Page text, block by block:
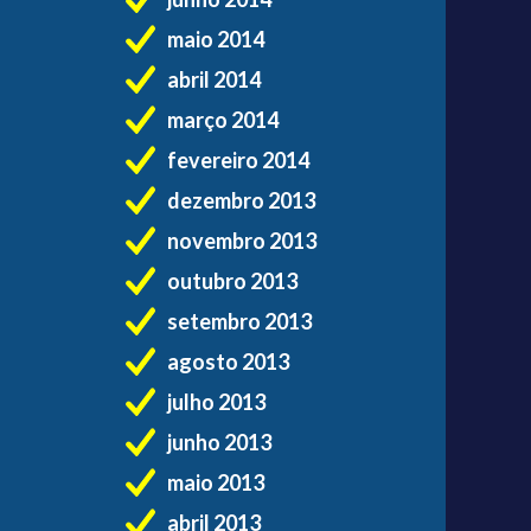
maio 2014
abril 2014
março 2014
fevereiro 2014
dezembro 2013
novembro 2013
outubro 2013
setembro 2013
agosto 2013
julho 2013
junho 2013
maio 2013
abril 2013